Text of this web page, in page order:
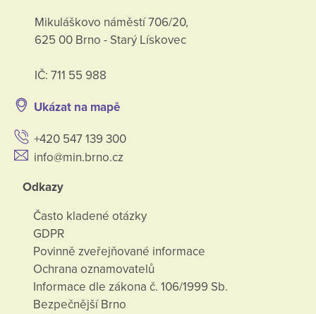
Mikuláškovo náměstí 706/20,
625 00 Brno - Starý Lískovec
IČ: 711 55 988
Ukázat na mapě
+420 547 139 300
info@min.brno.cz
Odkazy
Často kladené otázky
GDPR
Povinně zveřejňované informace
Ochrana oznamovatelů
Informace dle zákona č. 106/1999 Sb.
Bezpečnější Brno